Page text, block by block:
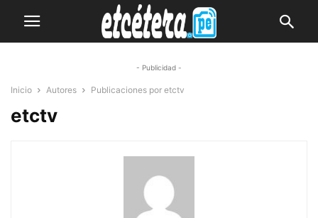
- Publicidad -
Inicio Autores Publicaciones por etctv
etctv